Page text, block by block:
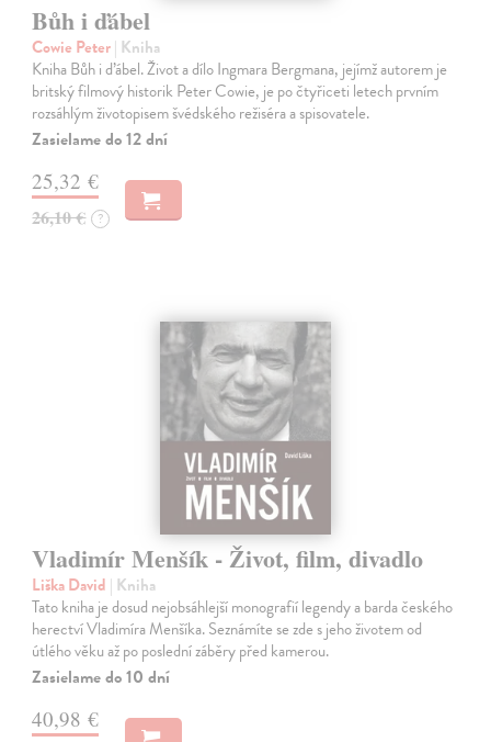
Bůh i ďábel
Cowie Peter| Kniha
Kniha Bůh i ďábel. Život a dílo Ingmara Bergmana, jejímž auto­rem je
britský filmový historik Peter Cowie, je po čtyřiceti letech prvním
rozsáhlým životopisem švédského režiséra a spisovatele.
Zasielame do 12 dní
25,32 €
26,10 € ?
Vladimír Menšík - Život, film, divadlo
Liška David | Kniha
Tato kniha je dosud nejobsáhlejší monografií legendy a barda českého
herectví Vladimíra Menšíka. Seznámíte se zde s jeho životem od
útlého věku až po poslední záběry před kamerou.
Zasielame do 10 dní
40,98 €